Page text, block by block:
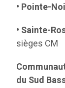
• Pointe-
• Sainte-
sièges CM
du Sud